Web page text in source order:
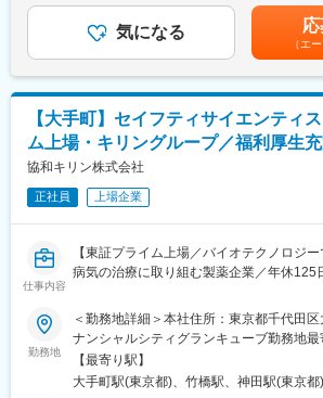
る。
です。農薬ビジネスでは国内売上シェア2
ルグループ全体で、離職率3％程度であり
ランス充実しています。例えば、ブリッジ
日の時に月曜日休暇奨励日になる）があり
国の会社のため日本企業に近い社風とグロ
け合わさった働きやすい環境です。
変更の範囲：会社の定める業務
する可能性があります。月給(月額)は固
気になる
（エ
【大手町】セイフティサイエンティ
ム上場・キリングループ／福利厚生
協和キリン株式会社
正社員 上場企業
仕事内容
【東証プライム上場／バイオテクノロジ
病気の治療に取り組む製薬企業／年休125
■業務内容
グローバル安全性チームを統括し、当社製
て、高品質かつ正確でタイムリーな医学的
す。
〈具体的には〉
勤務地
＜勤務地詳細＞本社住所：東京都千代田
ナンシャルシティグランキューブ勤務地
田線／大手町駅受動喫煙対策：屋内全面禁
定める事業所（リモートワーク含む）
【最寄り駅】
大手町駅(東京都)、竹橋駅、神田駅(東京都)